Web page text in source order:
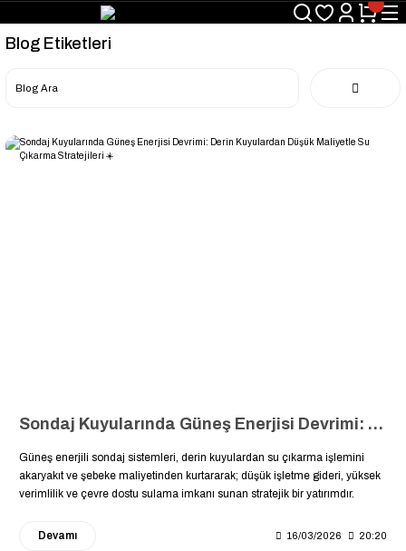
Blog Etiketleri
Sondaj Kuyularında Güneş Enerjisi Devrimi: Derin Kuyulardan Düşük Maliyetle Su Çıkarma Stratejileri ☀️
Güneş enerjili sondaj sistemleri, derin kuyulardan su çıkarma işlemini
akaryakıt ve şebeke maliyetinden kurtararak; düşük işletme gideri, yüksek
verimlilik ve çevre dostu sulama imkanı sunan stratejik bir yatırımdır.
Devamı 16/03/2026 20:20